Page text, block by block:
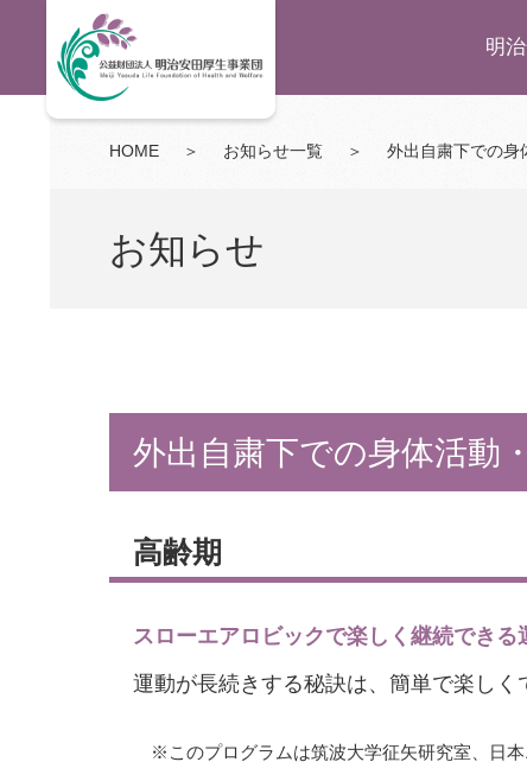
明
HOME ＞ お知らせ一覧 ＞ 外出自粛下での
お知らせ
外出自粛下での身体活
高齢期
スローエアロビックで楽しく継続できる
運動が長続きする秘訣は、簡単で楽し
※このプログラムは筑波大学征矢研究室、日本